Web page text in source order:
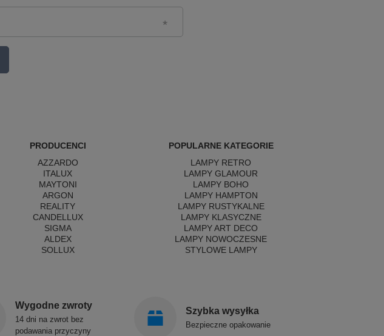
PRODUCENCI
AZZARDO
ITALUX
MAYTONI
ARGON
REALITY
CANDELLUX
SIGMA
ALDEX
SOLLUX
POPULARNE KATEGORIE
LAMPY RETRO
LAMPY GLAMOUR
LAMPY BOHO
LAMPY HAMPTON
LAMPY RUSTYKALNE
LAMPY KLASYCZNE
LAMPY ART DECO
LAMPY NOWOCZESNE
STYLOWE LAMPY
Wygodne zwroty
14 dni na zwrot bez
podawania przyczyny
Szybka wysyłka
Bezpieczne opakowanie